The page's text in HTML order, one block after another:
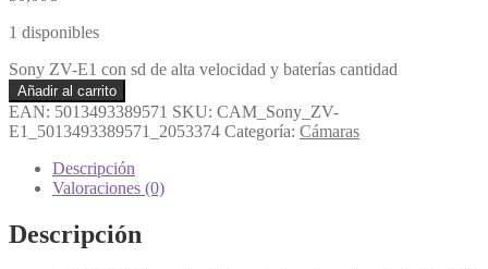
1 disponibles
Sony ZV-E1 con sd de alta velocidad y baterías cantidad
Añadir al carrito
EAN: 5013493389571 SKU: CAM_Sony_ZV-
E1_5013493389571_2053374 Categoría: Cámaras
Descripción
Valoraciones (0)
Descripción